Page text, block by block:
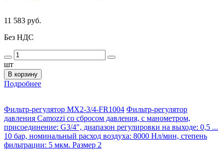
11 583 руб.
Без НДС
шт
В корзину
Подробнее
Фильтр-регулятор MX2-3/4-FR1004 Фильтр-регулятор
давления Camozzi со сбросом давления, с манометром,
присоединение: G3/4", диапазон регулировки на выходе: 0,5 ...
10 бар, номинальный расход воздуха: 8000 Нл/мин, степень
фильтрации: 5 мкм. Размер 2